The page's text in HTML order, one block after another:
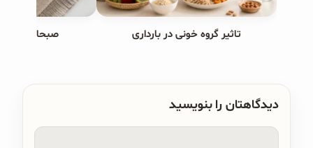
تاثیر گروه خونی در بارداری صبحانه های
دیدگاهتان را بنویسید